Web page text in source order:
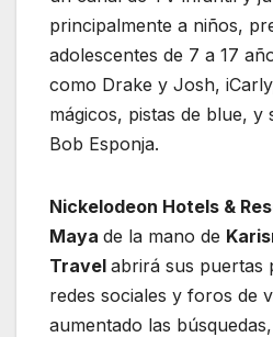
principalmente a niños,
adolescentes de 7 a 17
como Drake y Josh,
mágicos, pistas de blue, y
Bob Esponja.
Nickelodeon Hotels &
Maya de la mano de
Travel abrirá sus puertas
redes sociales y foros de
aumentado las